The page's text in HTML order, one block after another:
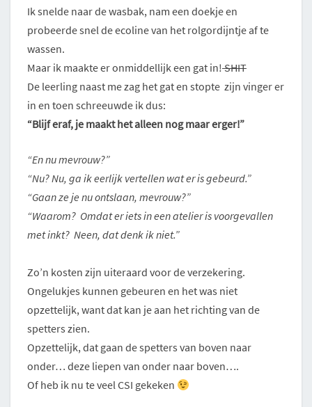
Ik snelde naar de wasbak, nam een doekje en
probeerde snel de ecoline van het rolgordijntje af te
wassen.
Maar ik maakte er onmiddellijk een gat in!SHIT
De leerling naast me zag het gat en stopte zijn vinger er
in en toen schreeuwde ik dus:
“Blijf eraf, je maakt het alleen nog maar erger!”
“En nu mevrouw?”
“Nu? Nu, ga ik eerlijk vertellen wat er is gebeurd.”
“Gaan ze je nu ontslaan, mevrouw?”
“Waarom? Omdat er iets in een atelier is voorgevallen
met inkt? Neen, dat denk ik niet.”
Zo’n kosten zijn uiteraard voor de verzekering.
Ongelukjes kunnen gebeuren en het was niet
opzettelijk, want dat kan je aan het richting van de
spetters zien.
Opzettelijk, dat gaan de spetters van boven naar
onder… deze liepen van onder naar boven….
Of heb ik nu te veel CSI gekeken